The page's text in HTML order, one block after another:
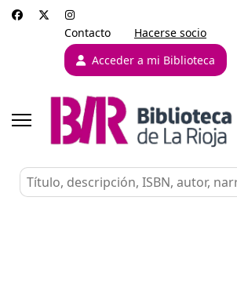
Contacto
Hacerse socio
Acceder a mi Biblioteca